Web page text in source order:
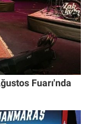
Fuarı'nda